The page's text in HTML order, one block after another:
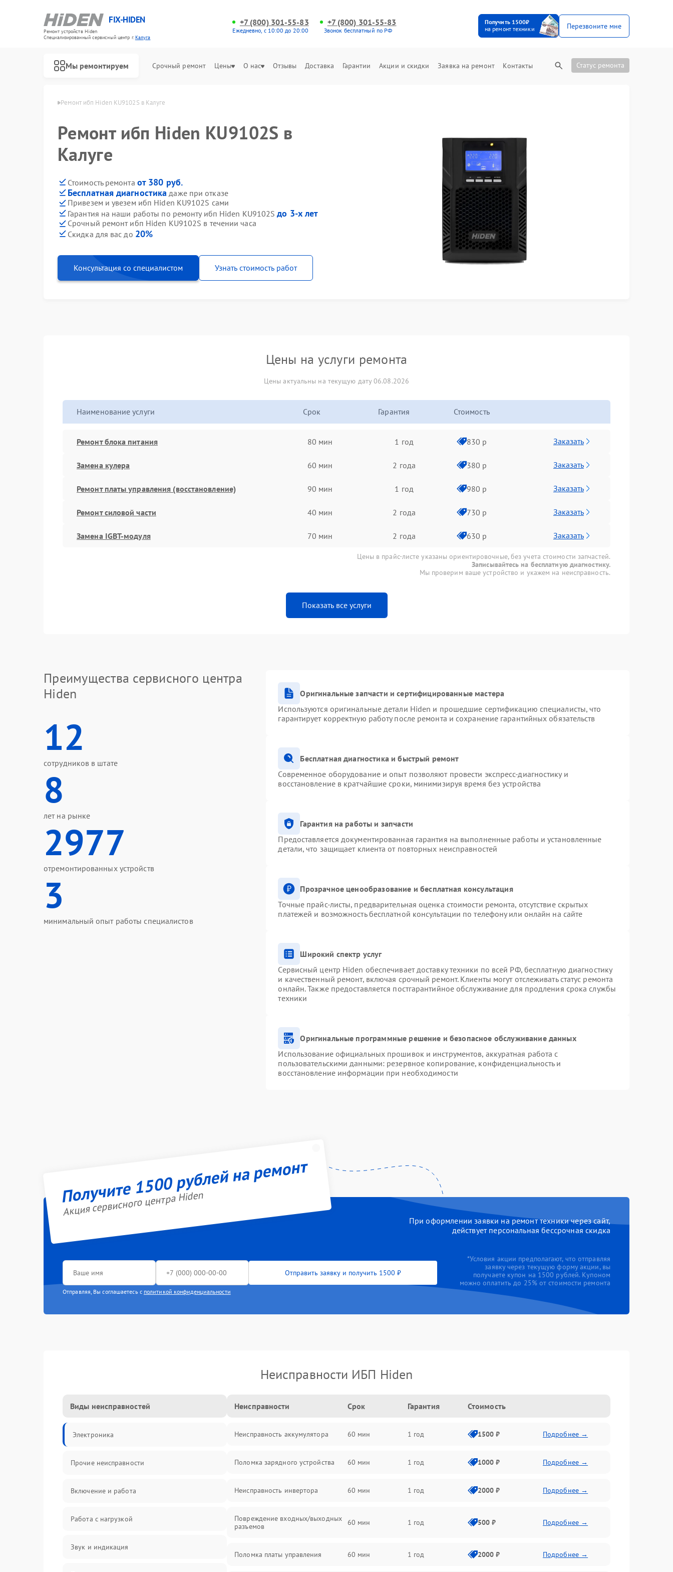
FIX-HIDEN
Ремонт устройств Hiden
Специализированный cервисный центр г.Калуга
+7 (800) 301-55-83
Ежедневно, с 10:00 до 20:00
+7 (800) 301-55-83
Звонок бесплатный по РФ
Получить 1500₽
на ремонт техники
Перезвоните мне
Мы ремонтируем Срочный ремонт Цены О нас Отзывы Доставка Гарантии Акции и скидки Заявка на ремонт Контакты Статус ремонта
ибп Hiden в Калуге Ремонт ибп Hiden KU9102S в Калуге
Ремонт ибп Hiden KU9102S в
Калуге
Стоимость ремонта от 380 руб.
Бесплатная диагностика даже при отказе
Привезем и увезем ибп Hiden KU9102S сами
Гарантия на наши работы по ремонту ибп Hiden KU9102Sдо 3-х лет
Срочный ремонт ибп Hiden KU9102S в течении часа
Скидка для вас до 20%
Консультация со специалистом Узнать стоимость работ
Цены на услуги ремонта
Цены актуальны на текущую дату 06.08.2026
Наименование услуги Срок Гарантия Стоимость
Ремонт блока питания 80 мин 1 год 830 р Заказать
Замена кулера 60 мин 2 года 380 р Заказать
Ремонт платы управления (восстановление) 90 мин 1 год 980 р Заказать
Ремонт силовой части 40 мин 2 года 730 р Заказать
Замена IGBT-модуля 70 мин 2 года 630 р Заказать
Цены в прайс-листе указаны ориентировочные, без учета стоимости запчастей.
Записывайтесь на бесплатную диагностику.
Мы проверим ваше устройство и укажем на неисправность.
Показать все услуги
Преимущества сервисного центра
Hiden
12
сотрудников в штате
8
лет на рынке
2977
отремонтированных устройств
3
минимальный опыт работы специалистов
Оригинальные запчасти и сертифицированные мастера
Используются оригинальные детали Hiden и прошедшие сертификацию специалисты, что
гарантирует корректную работу после ремонта и сохранение гарантийных обязательств
Бесплатная диагностика и быстрый ремонт
Современное оборудование и опыт позволяют провести экспресс-диагностику и
восстановление в кратчайшие сроки, минимизируя время без устройства
Гарантия на работы и запчасти
Предоставляется документированная гарантия на выполненные работы и установленные
детали, что защищает клиента от повторных неисправностей
Прозрачное ценообразование и бесплатная консультация
Точные прайс-листы, предварительная оценка стоимости ремонта, отсутствие скрытых
платежей и возможность бесплатной консультации по телефону или онлайн на сайте
Широкий спектр услуг
Сервисный центр Hiden обеспечивает доставку техники по всей РФ, бесплатную диагностику
и качественный ремонт, включая срочный ремонт. Клиенты могут отслеживать статус ремонта
онлайн. Также предоставляется постгарантийное обслуживание для продления срока службы
техники
Оригинальные программные решение и безопасное обслуживание данных
Использование официальных прошивок и инструментов, аккуратная работа с
пользовательскими данными: резервное копирование, конфиденциальность и
восстановление информации при необходимости
Получите 1500 рублей на ремонт
Акция сервисного центра Hiden
При оформлении заявки на ремонт техники через сайт,
действует персональная бессрочная скидка
Отправить заявку и получить 1500 ₽
Отправляя, Вы соглашаетесь с политикой конфиденциальности
*Условия акции предполагают, что отправляя
заявку через текущую форму акции, вы
получаете купон на 1500 рублей. Купоном
можно оплатить до 25% от стоимости ремонта
Неисправности ИБП Hiden
Виды неисправностей
Электроника
Прочие неисправности
Включение и работа
Работа с нагрузкой
Звук и индикация
Неисправности Срок Гарантия Стоимость
Неисправность аккумулятора 60 мин 1 год 1500 ₽ Подробнее →
Поломка зарядного устройства 60 мин 1 год 1000 ₽ Подробнее →
Неисправность инвертора 60 мин 1 год 2000 ₽ Подробнее →
Повреждение входных/выходных
разъемов
60 мин 1 год 500 ₽ Подробнее →
Поломка платы управления 60 мин 1 год 2000 ₽ Подробнее →